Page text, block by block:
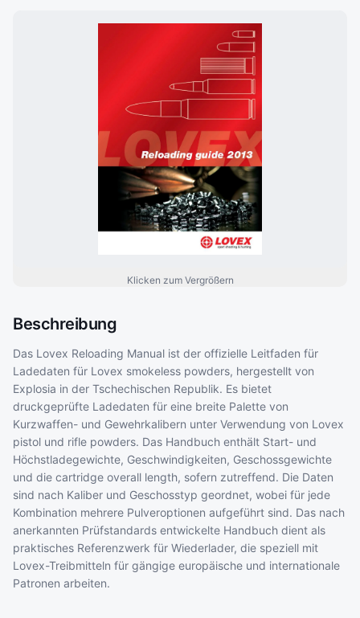
Klicken zum Vergrößern
Beschreibung
Das Lovex Reloading Manual ist der offizielle Leitfaden für
Ladedaten für Lovex smokeless powders, hergestellt von
Explosia in der Tschechischen Republik. Es bietet
druckgeprüfte Ladedaten für eine breite Palette von
Kurzwaffen- und Gewehrkalibern unter Verwendung von Lovex
pistol und rifle powders. Das Handbuch enthält Start- und
Höchstladegewichte, Geschwindigkeiten, Geschossgewichte
und die cartridge overall length, sofern zutreffend. Die Daten
sind nach Kaliber und Geschosstyp geordnet, wobei für jede
Kombination mehrere Pulveroptionen aufgeführt sind. Das nach
anerkannten Prüfstandards entwickelte Handbuch dient als
praktisches Referenzwerk für Wiederlader, die speziell mit
Lovex-Treibmitteln für gängige europäische und internationale
Patronen arbeiten.